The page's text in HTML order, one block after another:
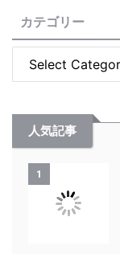
カテゴリー
人気記事
1